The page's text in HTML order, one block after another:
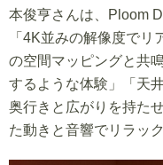
本俊亨さんは、Ploom
「4K並みの解像度で
の空間マッピングと共
するような体験」「天
奥行きと広がりを持た
た動きと音響でリラッ